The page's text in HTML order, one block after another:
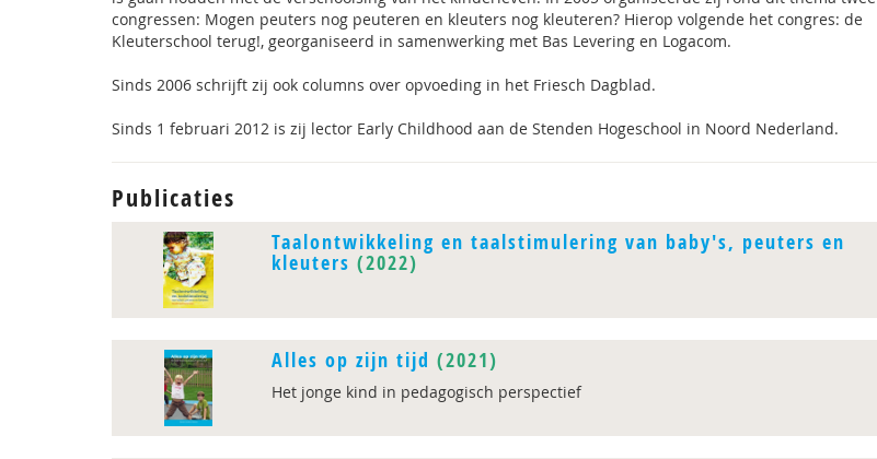
congressen: Mogen peuters nog peuteren en kleuters nog kleuteren? Hierop volgende het congres: de
Kleuterschool terug!, georganiseerd in samenwerking met Bas Levering en Logacom.
Sinds 2006 schrijft zij ook columns over opvoeding in het Friesch Dagblad.
Sinds 1 februari 2012 is zij lector Early Childhood aan de Stenden Hogeschool in Noord Nederland.
Publicaties
Taalontwikkeling en taalstimulering van baby's, peuters en
kleuters (2022)
Alles op zijn tijd (2021)
Het jonge kind in pedagogisch perspectief